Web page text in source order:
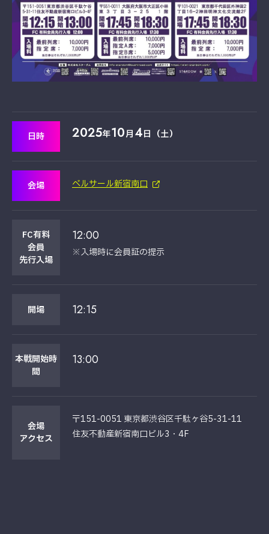
日時 2025年10月4日（土）
会場 ベルサール新宿南口
FC有料
会員
先行入場
12:00
※入場時に会員証の提示
開場 12:15
本戦開始時
間
13:00
会場
アクセス
〒151-0051 東京都渋谷区千駄ヶ谷5-31-11
住友不動産新宿南口ビル3・4F